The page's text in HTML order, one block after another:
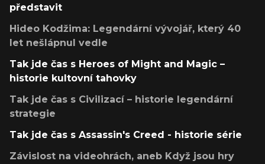
představit
Hideo Kodžima: Legendární vývojář, který 40
let nešlápnul vedle
Tak jde čas s Heroes of Might and Magic –
historie kultovní tahovky
Tak jde čas s Civilizací – historie legendární
strategie
Tak jde čas s Assassin's Creed - historie série
Závislost na videohrách, aneb Když jsou hry